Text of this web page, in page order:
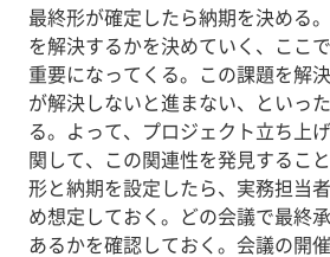
最終形が確定したら納期を決める
を解決するかを決めていく、ここ
重要になってくる。この課題を解
が解決しないと進まない、といっ
る。よって、プロジェクト立ち上
関して、この関連性を発見するこ
形と納期を設定したら、実務担当
め想定しておく。どの会議で最終
あるかを確認しておく。会議の開